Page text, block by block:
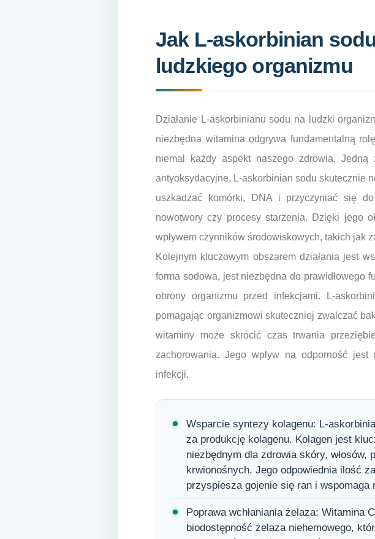
Jak L-askorbinian
ludzkiego organizmu
Działanie L-askorbinianu sodu na ludzki
niezbędna witamina odgrywa fundamentalną
niemal każdy aspekt naszego zdrowia.
antyoksydacyjne. L-askorbinian sodu skutecznie
uszkadzać komórki, DNA i przyczyniać się
nowotwory czy procesy starzenia. Dzięki jego
wpływem czynników środowiskowych, takich jak
Kolejnym kluczowym obszarem działania jest
forma sodowa, jest niezbędna do prawidłowego
obrony organizmu przed infekcjami. L-
pomagając organizmowi skuteczniej zwalczać
witaminy może skrócić czas trwania
zachorowania. Jego wpływ na odporność jest
infekcji.
Wsparcie syntezy kolagenu: L-
za produkcję kolagenu. Kolagen jest
niezbędnym dla zdrowia skóry,
krwionośnych. Jego odpowiednia ilość
przyspiesza gojenie się ran i wspomaga
Poprawa wchłaniania żelaza:
biodostępność żelaza niehemowego,